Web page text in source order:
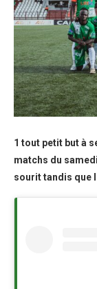
1 tout petit but à
matchs du
sourit tandis que